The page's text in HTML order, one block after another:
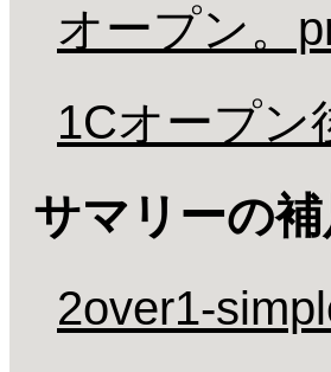
オープン。
1Cオープン
サマリーの
2over1-